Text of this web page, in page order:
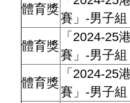
體育獎
賽」-男子組
體育獎
「2024-25
賽」-男子組
體育獎
「2024-25
賽」-男子組